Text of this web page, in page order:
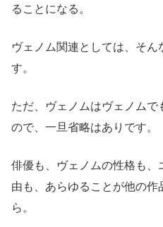
ることになる。
ヴェノム関連としては、そ
す。
ただ、ヴェノムはヴェノム
ので、一旦省略はありです。
俳優も、ヴェノムの性格も
由も、あらゆることが他の
ら。